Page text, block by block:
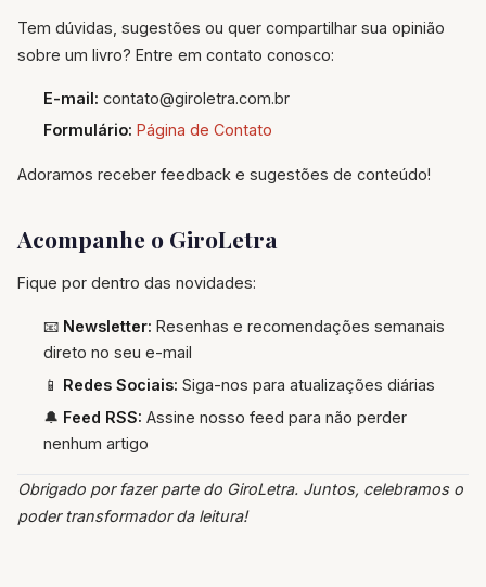
Tem dúvidas, sugestões ou quer compartilhar sua opinião
sobre um livro? Entre em contato conosco:
E-mail: contato@giroletra.com.br
Formulário: Página de Contato
Adoramos receber feedback e sugestões de conteúdo!
Acompanhe o GiroLetra
Fique por dentro das novidades:
📧 Newsletter: Resenhas e recomendações semanais
direto no seu e-mail
📱 Redes Sociais: Siga-nos para atualizações diárias
🔔 Feed RSS: Assine nosso feed para não perder
nenhum artigo
Obrigado por fazer parte do GiroLetra. Juntos, celebramos o
poder transformador da leitura!